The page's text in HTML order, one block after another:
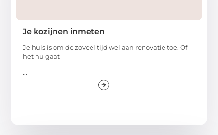
Je kozijnen inmeten
Je huis is om de zoveel tijd wel aan renovatie toe. Of
het nu gaat
...